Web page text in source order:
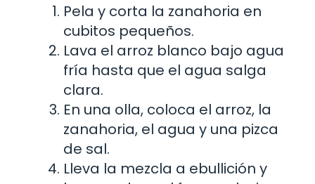
Pela y corta la zanahoria en
cubitos pequeños.
Lava el arroz blanco bajo agua
fría hasta que el agua salga
clara.
En una olla, coloca el arroz, la
zanahoria, el agua y una pizca
de sal.
Lleva la mezcla a ebullición y